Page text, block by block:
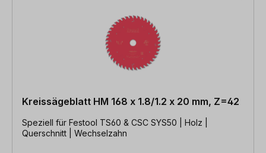
Kreissägeblatt HM 168 x 1.8/1.2 x 20 mm, Z=42
Speziell für Festool TS60 & CSC SYS50 | Holz |
Querschnitt | Wechselzahn